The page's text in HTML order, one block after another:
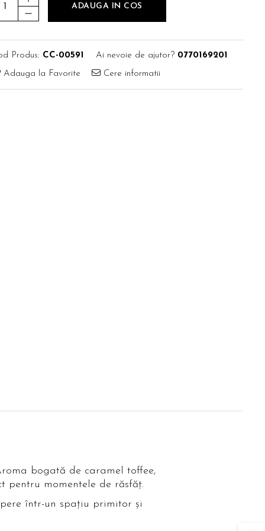
ADAUGA IN COS
Produs: CC-00591 Ai nevoie de ajutor? 0770169201
Adauga la Favorite Cere informatii
bogată de caramel toffee,
pentru momentele de răsfăț.
într-un spațiu primitor și